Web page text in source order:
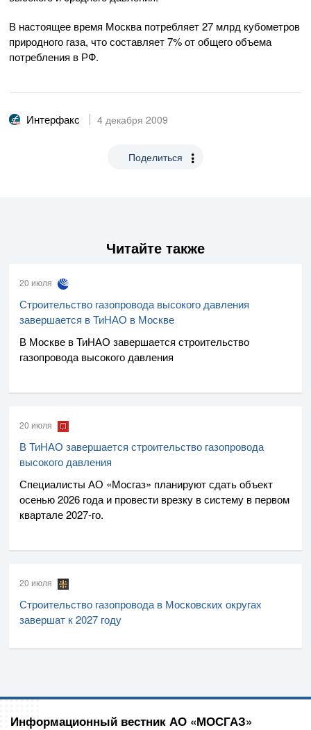
В настоящее время Москва потребляет 27 млрд кубометров
природного газа, что составляет 7% от общего объема
потребления в РФ.
Интерфакс 4 декабря 2009
Поделиться
Читайте также
20 июля
Строительство газопровода высокого давления
завершается в ТиНАО в Москве
В Москве в ТиНАО завершается строительство
газопровода высокого давления
20 июля
В ТиНАО завершается строительство газопровода
высокого давления
Специалисты АО «Мосгаз» планируют сдать объект
осенью 2026 года и провести врезку в систему в первом
квартале2027-го.
20 июля
Строительство газопровода в Московских округах
завершат к 2027 году
Информационный вестник АО «МОСГАЗ»